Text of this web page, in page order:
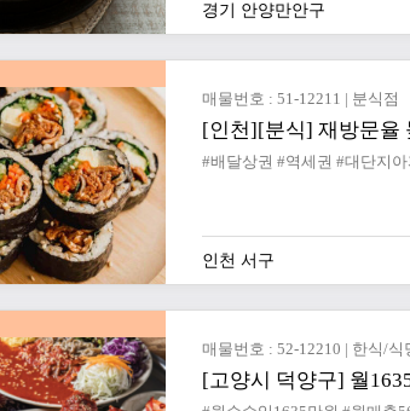
경기 안양만안구
매물번호 : 51-12211 | 분식점
#배달상권 #역세권 #대단지
인천 서구
매물번호 : 52-12210 | 한식/식
[고양시 덕양구] 월